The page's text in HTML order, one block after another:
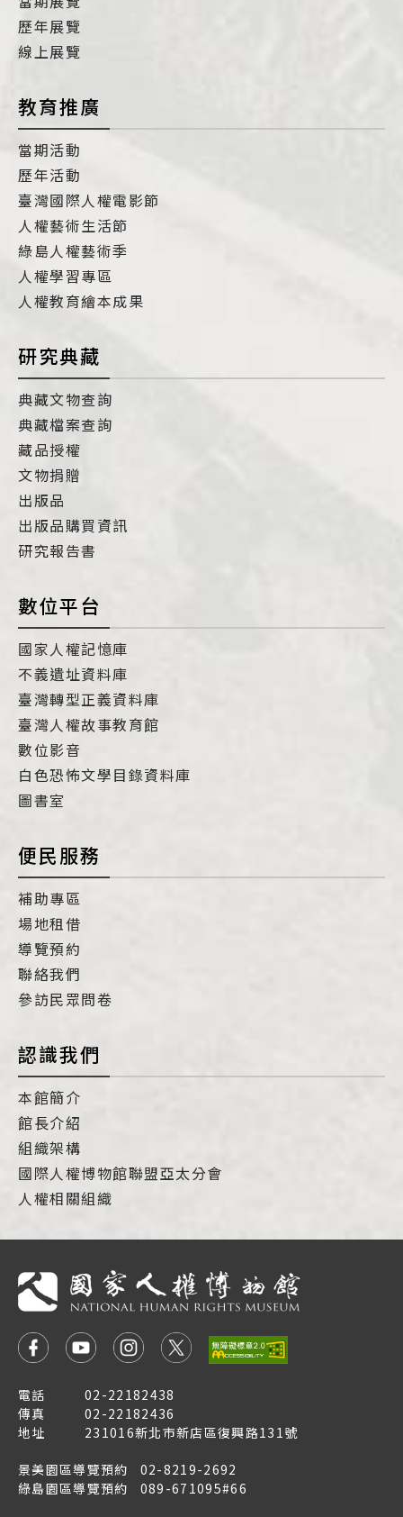
歷年展覽
線上展覽
教育推廣
當期活動
歷年活動
臺灣國際人權電影節
人權藝術生活節
綠島人權藝術季
人權學習專區
人權教育繪本成果
研究典藏
典藏文物查詢
典藏檔案查詢
藏品授權
文物捐贈
出版品
出版品購買資訊
研究報告書
數位平台
國家人權記憶庫
不義遺址資料庫
臺灣轉型正義資料庫
臺灣人權故事教育館
數位影音
白色恐怖文學目錄資料庫
圖書室
便民服務
補助專區
場地租借
導覽預約
聯絡我們
參訪民眾問卷
認識我們
本館簡介
館長介紹
組織架構
國際人權博物館聯盟亞太分會
人權相關組織
電話
02-22182438
傳真
02-22182436
地址
231016新北市新店區復興路131號
景美園區導覽預約
02-8219-2692
綠島園區導覽預約
089-671095#66